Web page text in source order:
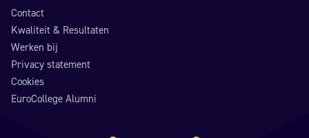
Contact
Kwaliteit & Resultaten
Werken bij
Privacy statement
Cookies
EuroCollege Alumni